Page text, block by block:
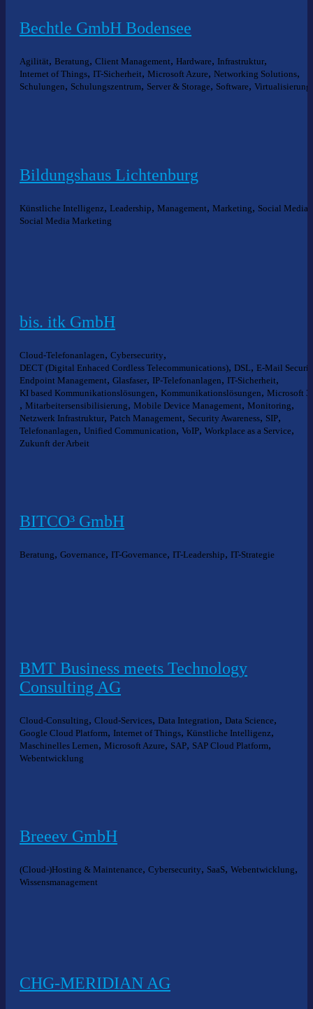
Bechtle GmbH Bodensee
Agilität, Beratung, Client Management, Hardware, Infrastruktur,
Internet of Things, IT-Sicherheit, Microsoft Azure, Networking Solutions,
Schulungen, Schulungszentrum, Server & Storage, Software, Virtualisierung
Bildungshaus Lichtenburg
Künstliche Intelligenz, Leadership, Management, Marketing, Social Media
Social Media Marketing
bis. itk GmbH
Cloud-Telefonanlagen, Cybersecurity,
DECT (Digital Enhaced Cordless Telecommunications), DSL, E-Mail
Endpoint Management, Glasfaser, IP-Telefonanlagen, IT-Sicherheit,
KI based Kommunikationslösungen, Kommunikationslösungen, Microsoft
, Mitarbeitersensibilisierung, Mobile Device Management, Monitoring,
Netzwerk Infrastruktur, Patch Management, Security Awareness, SIP,
Telefonanlagen, Unified Communication, VoIP, Workplace as a Service,
Zukunft der Arbeit
BITCO³ GmbH
Beratung, Governance, IT-Governance, IT-Leadership, IT-Strategie
BMT Business meets Technology
Consulting AG
Cloud-Consulting, Cloud-Services, Data Integration, Data Science,
Google Cloud Platform, Internet of Things, Künstliche Intelligenz,
Maschinelles Lernen, Microsoft Azure, SAP, SAP Cloud Platform,
Webentwicklung
Breeev GmbH
(Cloud-)Hosting & Maintenance, Cybersecurity, SaaS, Webentwicklung,
Wissensmanagement
CHG-MERIDIAN AG